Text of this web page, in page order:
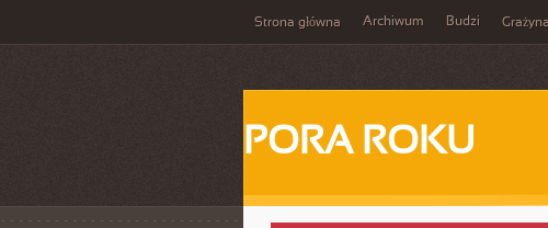
Strona główna Archiwum Budzi Grażyna
PORA ROKU